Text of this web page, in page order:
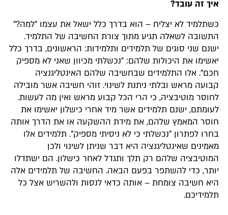
איך זה עובד?
כשתלמיד לא יצליח – הוא בדרך כלל ישאל את עצמו "למה?"
התשובה לשאלה תגיע מתוך צורת החשיבה של התלמיד.
ישנם שני סוגים של תלמידים ותלמידות: הראשונים, בדרך כלל
יאשימו את היכולות שלהם: "נכשלתי מכיוון שאני לא מספיק
חכם". אלו התלמידים שבחשיבה שלהם האינטליגנציה
קבועה מראש ובלתי ניתנת לשינוי. זוהי חשיבה אשר מובילה
לחוסר מוטיבציה, כי הרי הכל קבוע מראש ואין מה לעשות.
לעומתם, ישנם תלמידים אשר מיד אחרי כישלון יאשימו את
חוסר המאמץ שלהם, את מידת ההשקעה או את הדרך אותה
בחרו לפתרון "נכשלתי כי לא ניסיתי מספיק". תלמידים אלו
מאמינים שאינטליגנציה היא דבר שניתן לשינוי ולכן
המוטיבציה שלהם רק תלך ותגדל לאחר כישלון. הם ישתדלו
יותר, כדי להשתפר בפעם הבאה. החשיבה של תלמידים אלה
היא חשיבה צומחת – אותה כדאי לנסות ולהשריש אצל כל
תלמידיכם.